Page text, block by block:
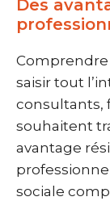
Des
Comprendre
saisir tout
consultants,
souhaitent
avantage
sociale